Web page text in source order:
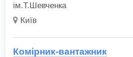
ім.Т.Шевченка
Київ
Комірник-вантажник